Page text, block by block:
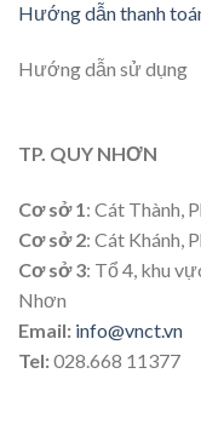
Hướng dẫn thanh
Hướng dẫn sử dụng
TP. QUY NHƠN
Cơ sở 1 : Cát Thành,
Cơ sở 2: Cát Khánh,
Cơ sở 3: Tổ 4, khu
Nhơn
Email: info@vnct.vn
Tel:028.668 11377